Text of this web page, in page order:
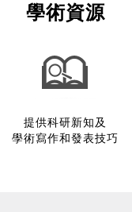
學術資源
提供科研新知及
學術寫作和發表技巧